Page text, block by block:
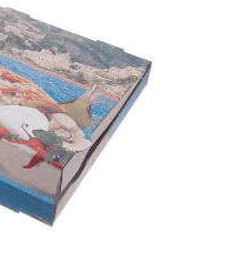
per
ingrandire
o
ridurre
e
le
frecce
per
spostarti